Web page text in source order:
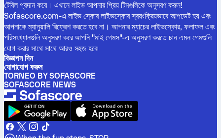
টেবিল প্রদান করে। এখানে লাইভ আপনার প্রিয় টিমগুলিকে অনুসরণ করুন!
Sofascore.com-এ লাইভ স্কোর লাইভস্কোর স্বয়ংক্রিয়ভাবে আপডেট হয় এবং
আপনাকে ম্যানুয়ালি রিফ্রেশ করতে হবে না। আপনার ম্যাচের লাইভস্কোর, ফলাফল এবং
পরিসংখ্যানগুলি অনুসরণ করে আপনি "মাই গেমস"-এ অনুসরণ করতে চান এমন গেমগুলি
যোগ করার সাথে সাথে আরও সহজ হবে৷
বিজ্ঞাপন দিন
যোগাযোগ করুন
TORNEO BY SOFASCORE
SOFASCORE NEWS